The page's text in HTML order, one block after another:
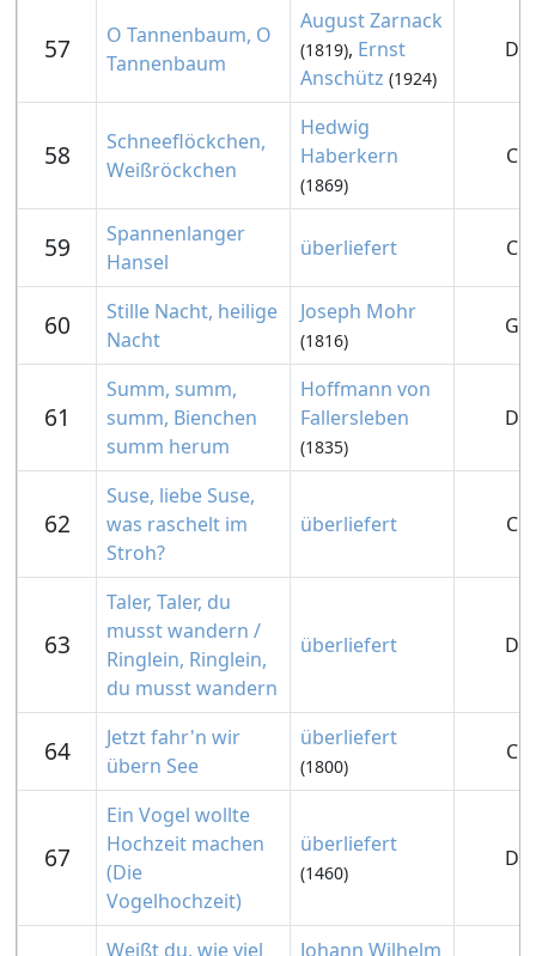
57
O Tannenbaum, O
Tannenbaum
August Zarnack
(1819), Ernst
Anschütz (1924)
D
58
Schneeflöckchen,
Weißröckchen
Hedwig
Haberkern
(1869)
C
59
Spannenlanger
Hansel
überliefert C
60
Stille Nacht, heilige
Nacht
Joseph Mohr
(1816)
G
61
Summ, summ,
summ, Bienchen
summ herum
Hoffmann von
Fallersleben
(1835)
D
62
Suse, liebe Suse,
was raschelt im
Stroh?
überliefert C
63
Taler, Taler, du
musst wandern /
Ringlein, Ringlein,
du musst wandern
überliefert D
64
Jetzt fahr'n wir
übern See
überliefert
(1800)
C
67
Ein Vogel wollte
Hochzeit machen
(Die
Vogelhochzeit)
überliefert
(1460)
D
Weißt du, wie viel Johann Wilhelm